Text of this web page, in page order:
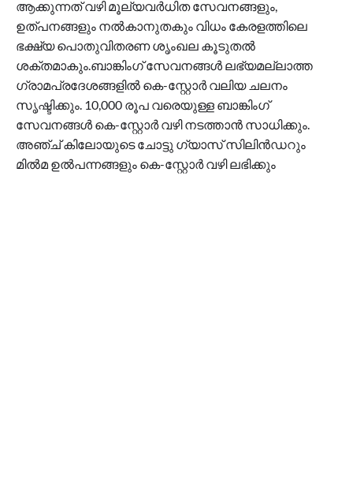
ആക്കുന്നത് വഴി മൂല്യവർധിത സേവനങ്ങളും,
ഉത്പനങ്ങളും നൽകാനുതകും വിധം കേരളത്തിലെ
ഭക്ഷ്യ പൊതുവിതരണ ശൃംഖല കൂടുതൽ
ശക്തമാകും.ബാങ്കിംഗ് സേവനങ്ങൾ ലഭ്യമല്ലാത്ത
ഗ്രാമപ്രദേശങ്ങളിൽ കെ-സ്റ്റോർ വലിയ ചലനം
സൃഷ്ടിക്കും. 10,000 രൂപ വരെയുള്ള ബാങ്കിംഗ്
സേവനങ്ങൾ കെ-സ്റ്റോർ വഴി നടത്താൻ സാധിക്കും.
അഞ്ച് കിലോയുടെ ചോട്ടു ഗ്യാസ് സിലിൻഡറും
മിൽമ ഉൽപന്നങ്ങളും കെ-സ്റ്റോർ വഴി ലഭിക്കും